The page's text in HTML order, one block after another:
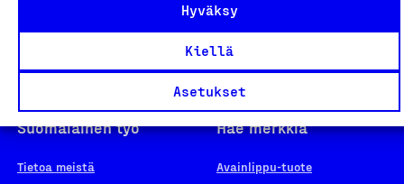
Hyväksy
Kiellä
Asetukset
Suomalainen työ
Tietoa meistä
Hae merkkiä
Avainlippu-tuote